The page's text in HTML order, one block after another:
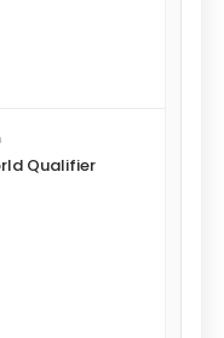
Qualifier